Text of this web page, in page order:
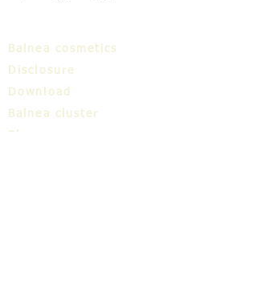
Balnea cosmetics
Disclosure
Download
Balnea cluster